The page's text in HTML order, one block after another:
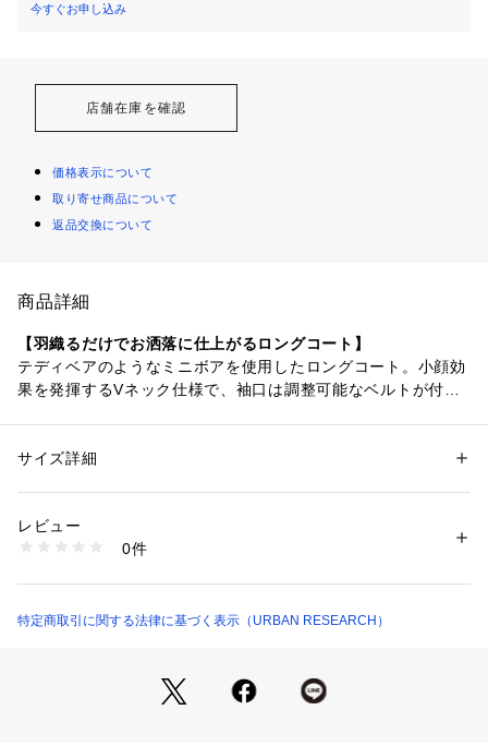
今すぐお申し込み
店舗在庫を確認
価格表示について
取り寄せ商品について
返品交換について
商品詳細
【羽織るだけでお洒落に仕上がるロングコート】
テディベアのようなミニボアを使用したロングコート。小顔効
果を発揮するVネック仕様で、袖口は調整可能なベルトが付い
感も叶えます。
※この商品は、毛足のあるデリケートな素材を使用してます。
に付着することがありますので、ご注意ください。
※商品画像は、光の当たり具合やパソコンなどの閲覧環境によ
性別：レディース
素材：表地 : ポリエステル100%裏地 : ポリエステル100%
洗濯：-
※詳しい洗濯方法については、商品の品質表示タグをご覧ください
KBA7-27R230 （ショップ）
サイズ詳細
レビュー
0件
特定商取引に関する法律に基づく表示（URBAN RESEARCH）